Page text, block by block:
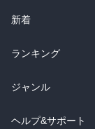
ラノベ
雑誌・グラビア
BL・TL
総合
ラノベ
雑誌・グラビア
BL・TL
新着
総合
ラノベ
雑誌・グラビア
ランキング
総合
ラノベ
ジャンル
コミック
ヘルプ&サポート